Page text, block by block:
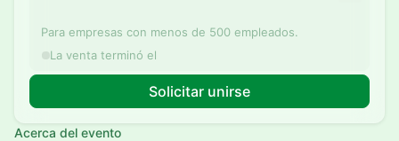
Para empresas con menos de 500 empleados.
La venta terminó el
Solicitar unirse
Acerca del evento